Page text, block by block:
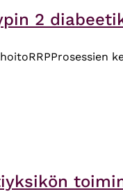
2
RRPProsessien